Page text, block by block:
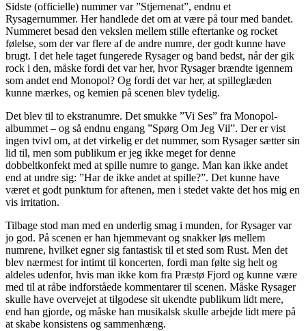
Sidste (officielle) nummer var ”Stjernenat”, endnu et
Rysagernummer. Her handlede det om at være på tour med bandet.
Nummeret besad den vekslen mellem stille eftertanke og rocket
følelse, som der var flere af de andre numre, der godt kunne have
brugt. I det hele taget fungerede Rysager og band bedst, når der gik
rock i den, måske fordi det var her, hvor Rysager brændte igennem
som andet end Monopol? Og fordi det var her, at spilleglæden
kunne mærkes, og kemien på scenen blev tydelig.
Det blev til to ekstranumre. Det smukke ”Vi Ses” fra Monopol-
albummet – og så endnu engang ”Spørg Om Jeg Vil”. Der er vist
ingen tvivl om, at det virkelig er det nummer, som Rysager sætter sin
lid til, men som publikum er jeg ikke meget for denne
dobbeltkonfekt med at spille numre to gange. Man kan ikke andet
end at undre sig: ”Har de ikke andet at spille?”. Det kunne have
været et godt punktum for aftenen, men i stedet vakte det hos mig en
vis irritation.
Tilbage stod man med en underlig smag i munden, for Rysager var
jo god. På scenen er han hjemmevant og snakker løs mellem
numrene, hvilket egner sig fantastisk til et sted som Rust. Men det
blev nærmest for intimt til koncerten, fordi man følte sig helt og
aldeles udenfor, hvis man ikke kom fra Præstø Fjord og kunne være
med til at råbe indforståede kommentarer til scenen. Måske Rysager
skulle have overvejet at tilgodese sit ukendte publikum lidt mere,
end han gjorde, og måske han musikalsk skulle arbejde lidt mere på
at skabe konsistens og sammenhæng.